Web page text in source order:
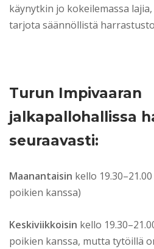
käynytkin jo kokeilemassa
tarjota säännöllistä
Turun Impivaaran
jalkapallohallissa
seuraavasti:
Maanantaisin kello
poikien kanssa)
Keskiviikkoisin kello
poikien kanssa, mutta tytöillä